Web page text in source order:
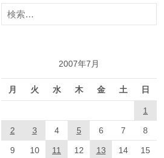
検
索:
2007年7月
月 火 水 木 金 土 日
1
2 3 4 5 6 7 8
9 10 11 12 13 14 15